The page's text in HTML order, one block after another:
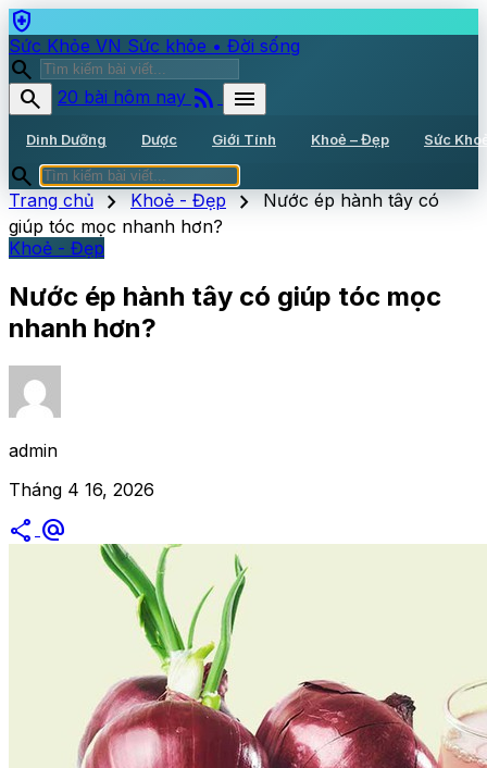
health_and_safety
Sức Khỏe VN Sức khỏe • Đời sống
search
search
20 bài hôm nay rss_feed menu
Dinh Dưỡng Dược Giới Tính Khoẻ – Đẹp Sức
search
Trang chủ chevron_right Khoẻ - Đẹp chevron_right Nước ép hành tây có
giúp tóc mọc nhanh hơn?
Khoẻ - Đẹp
Nước ép hành tây có giúp tóc mọc
nhanh hơn?
admin
Tháng 4 16, 2026
share alternate_email